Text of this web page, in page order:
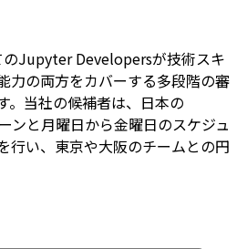
のJupyter Developersが技術スキ
力の両方をカバーする多段階の審
。当社の候補者は、日本の
ンと月曜日から金曜日のスケジュ
行い、東京や大阪のチームとの円